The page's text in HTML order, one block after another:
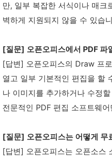
만, 일부 복잡한 서식이나 매크
벽하게 지원되지 않을 수 있습
[질문] 오픈오피스에서 PDF 파
[답변] 오픈오피스의 Draw 프
열고 일부 기본적인 편집을 할
나 이미지를 추가하거나 수정
전문적인 PDF 편집 소프트웨
[질문] 오픈오피스는 어떻게 무
[답변] 오픈오피스는 오픈소스